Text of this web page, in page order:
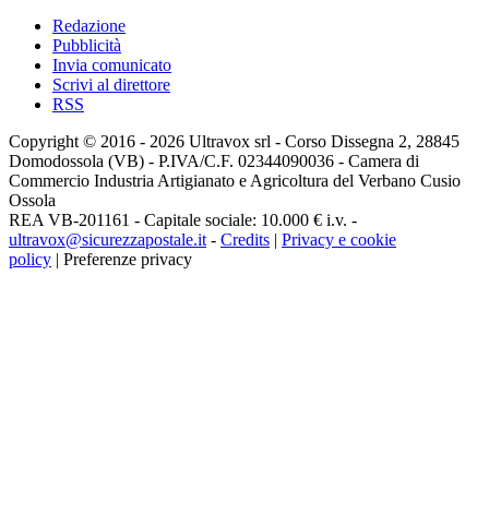
Redazione
Pubblicità
Invia comunicato
Scrivi al direttore
RSS
Copyright © 2016 - 2026 Ultravox srl - Corso Dissegna 2, 28845
Domodossola (VB) - P.IVA/C.F. 02344090036 - Camera di
Commercio Industria Artigianato e Agricoltura del Verbano Cusio
Ossola
REA VB-201161 - Capitale sociale: 10.000 € i.v. -
ultravox@sicurezzapostale.it - Credits | Privacy e cookie
policy | Preferenze privacy